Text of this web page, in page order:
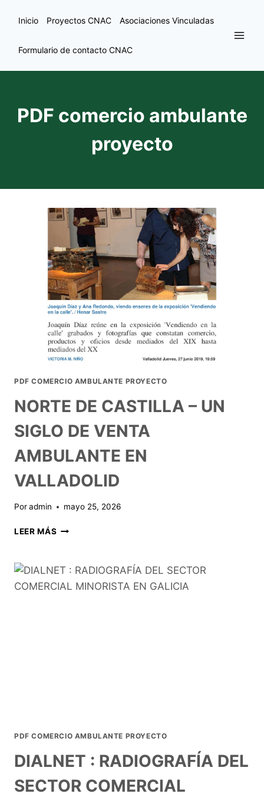
Inicio Proyectos CNAC Asociaciones Vinculadas
Formulario de contacto CNAC
PDF comercio ambulante
proyecto
PDF COMERCIO AMBULANTE PROYECTO
NORTE DE CASTILLA – UN
SIGLO DE VENTA
AMBULANTE EN
VALLADOLID
Poradmin mayo 25, 2026
LEER MÁS
PDF COMERCIO AMBULANTE PROYECTO
DIALNET : RADIOGRAFÍA DEL
SECTOR COMERCIAL